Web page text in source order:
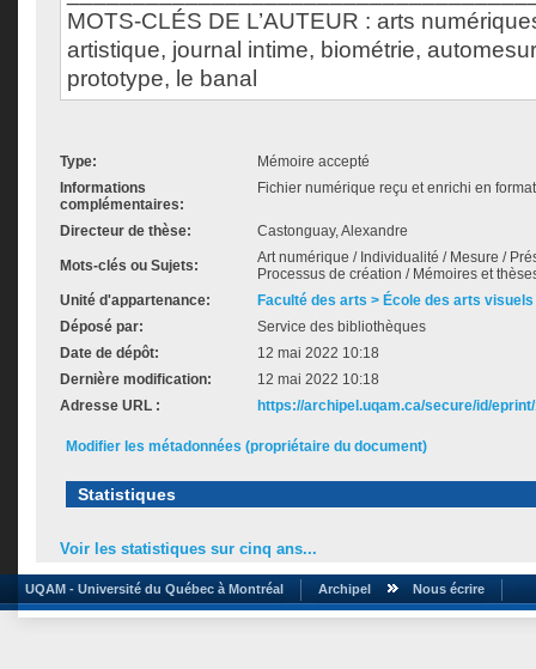
MOTS-CLÉS DE L’AUTEUR : arts
artistique, journal intime, biométrie,
prototype, le banal
Type:
Mémoire accepté
Informations
complémentaires:
Fichier numérique reçu et enrichi en
Directeur de thèse: Castonguay, Alexandre
Mots-clés ou Sujets:
Art numérique / Individualité / Mesure /
Processus de création / Mémoires et
Unité d'appartenance:
Faculté des arts > École des arts
Déposé par:
Service des bibliothèques
Date de dépôt:
12 mai 2022 10:18
Dernière modification:
12 mai 2022 10:18
Adresse URL :
https://archipel.uqam.ca/secure/id/
Modifier les métadonnées (propriétaire du document)
Statistiques
Voir les statistiques sur cinq ans...
UQAM - Université du Québec à Montréal Archipel Nous écrire